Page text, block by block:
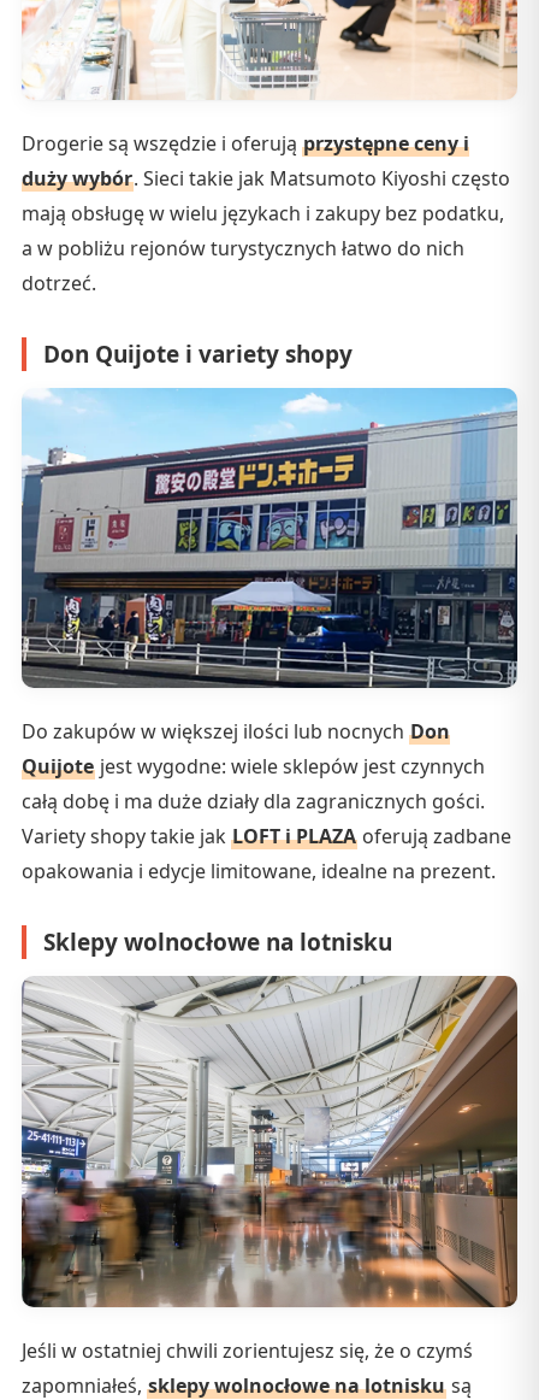
Drogerie są wszędzie i oferują przystępne ceny i
duży wybór. Sieci takie jak Matsumoto Kiyoshi często
mają obsługę w wielu językach i zakupy bez podatku,
a w pobliżu rejonów turystycznych łatwo do nich
dotrzeć.
Don Quijote i variety shopy
Do zakupów w większej ilości lub nocnych Don
Quijote jest wygodne: wiele sklepów jest czynnych
całą dobę i ma duże działy dla zagranicznych gości.
Variety shopy takie jak LOFT i PLAZA oferują zadbane
opakowania i edycje limitowane, idealne na prezent.
Sklepy wolnocłowe na lotnisku
Jeśli w ostatniej chwili zorientujesz się, że o czymś
zapomniałeś, sklepy wolnocłowe na lotnisku są